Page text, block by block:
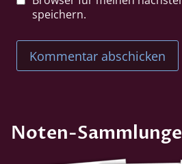
speichern.
Noten-